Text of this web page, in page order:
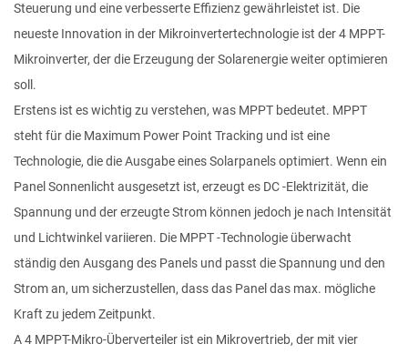
Steuerung und eine verbesserte Effizienz gewährleistet ist. Die
neueste Innovation in der Mikroinvertertechnologie ist der 4 MPPT-
Mikroinverter, der die Erzeugung der Solarenergie weiter optimieren
soll.
Erstens ist es wichtig zu verstehen, was MPPT bedeutet. MPPT
steht für die Maximum Power Point Tracking und ist eine
Technologie, die die Ausgabe eines Solarpanels optimiert. Wenn ein
Panel Sonnenlicht ausgesetzt ist, erzeugt es DC -Elektrizität, die
Spannung und der erzeugte Strom können jedoch je nach Intensität
und Lichtwinkel variieren. Die MPPT -Technologie überwacht
ständig den Ausgang des Panels und passt die Spannung und den
Strom an, um sicherzustellen, dass das Panel das max. mögliche
Kraft zu jedem Zeitpunkt.
A4 MPPT-Mikro-Überverteiler ist ein Mikrovertrieb, der mit vier